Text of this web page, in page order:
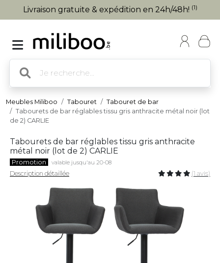
Livraison gratuite & expédition en 24h/48h! (1)
Meubles Miliboo Tabouret
Tabouret de bar
Tabourets de bar réglables tissu gris anthracite métal noir (lot
de 2) CARLIE
Tabourets de bar réglables tissu gris anthracite
métal noir (lot de 2) CARLIE
Promotion valable jusqu'au 20-08
Description détaillée (1 avis)